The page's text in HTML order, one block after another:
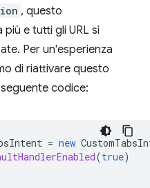
, questo
e tutti gli URL si
Per un'esperienza
di riattivare questo
codice:
= new
(true)